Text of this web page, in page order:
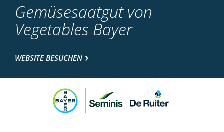
Gemüsesaatgut von
Vegetables Bayer
WEBSITE BESUCHEN